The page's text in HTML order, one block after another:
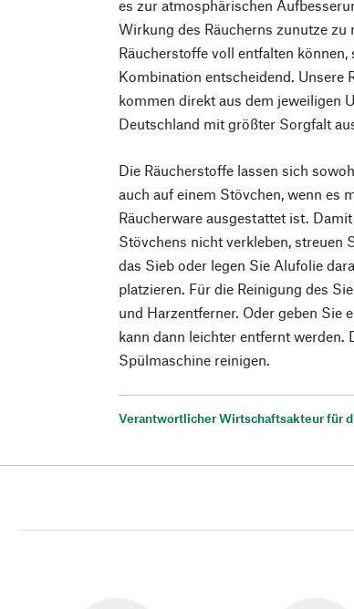
es zur atmosphärischen
Wirkung des Räucherns zunutze
Räucherstoffe voll entfalten
Kombination entscheidend. Unsere
kommen direkt aus dem jeweiligen
Deutschland mit größter Sorgfalt
Die Räucherstoffe lassen sich
auch auf einem Stövchen, wenn es
Räucherware ausgestattet ist.
Stövchens nicht verkleben, streuen
das Sieb oder legen Sie Alufolie
platzieren. Für die Reinigung des
und Harzentferner. Oder geben Sie
kann dann leichter entfernt werden.
Spülmaschine reinigen.
Verantwortlicher Wirtschaftsakteur für